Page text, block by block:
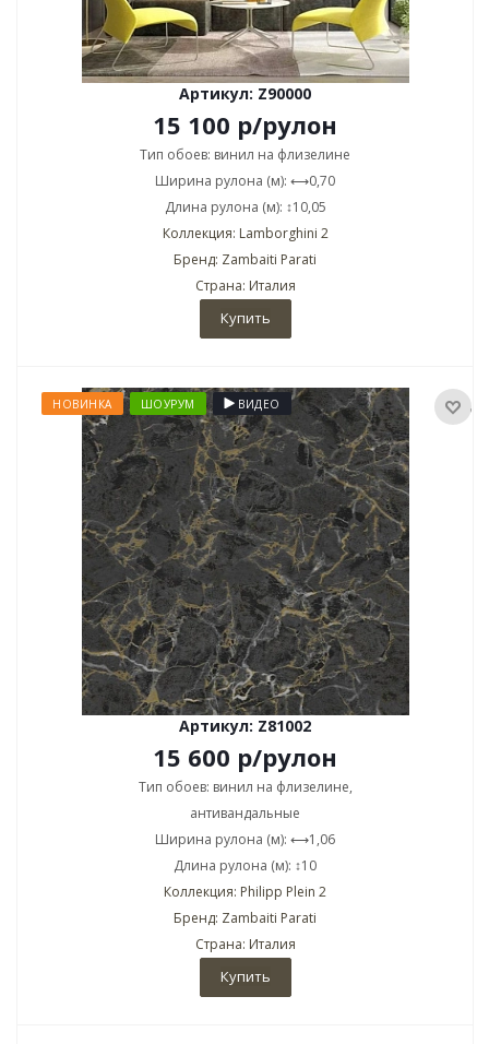
Артикул: Z90000
15 100 р/рулон
Тип обоев: винил на флизелине
Ширина рулона (м): ⟷0,70
Длина рулона (м): ↕10,05
Коллекция: Lamborghini 2
Бренд: Zambaiti Parati
Страна: Италия
Купить
НОВИНКА ШОУРУМ ВИДЕО
Артикул: Z81002
15 600 р/рулон
Тип обоев: винил на флизелине,
антивандальные
Ширина рулона (м): ⟷1,06
Длина рулона (м): ↕10
Коллекция: Philipp Plein 2
Бренд: Zambaiti Parati
Страна: Италия
Купить